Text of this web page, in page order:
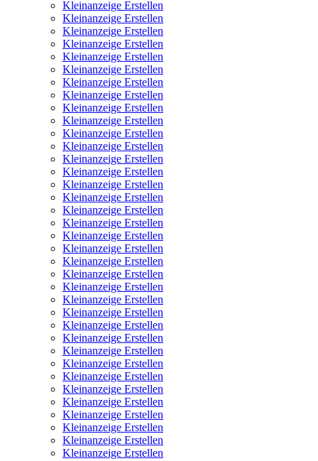
Kleinanzeige Erstellen
Kleinanzeige Erstellen
Kleinanzeige Erstellen
Kleinanzeige Erstellen
Kleinanzeige Erstellen
Kleinanzeige Erstellen
Kleinanzeige Erstellen
Kleinanzeige Erstellen
Kleinanzeige Erstellen
Kleinanzeige Erstellen
Kleinanzeige Erstellen
Kleinanzeige Erstellen
Kleinanzeige Erstellen
Kleinanzeige Erstellen
Kleinanzeige Erstellen
Kleinanzeige Erstellen
Kleinanzeige Erstellen
Kleinanzeige Erstellen
Kleinanzeige Erstellen
Kleinanzeige Erstellen
Kleinanzeige Erstellen
Kleinanzeige Erstellen
Kleinanzeige Erstellen
Kleinanzeige Erstellen
Kleinanzeige Erstellen
Kleinanzeige Erstellen
Kleinanzeige Erstellen
Kleinanzeige Erstellen
Kleinanzeige Erstellen
Kleinanzeige Erstellen
Kleinanzeige Erstellen
Kleinanzeige Erstellen
Kleinanzeige Erstellen
Kleinanzeige Erstellen
Kleinanzeige Erstellen
Kleinanzeige Erstellen